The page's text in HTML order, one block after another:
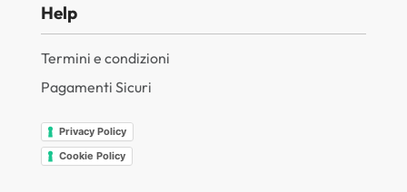
Help
Termini e condizioni
Pagamenti Sicuri
Privacy Policy
Cookie Policy